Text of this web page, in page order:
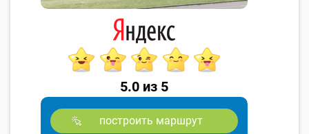
5.0 из 5
построить маршрут